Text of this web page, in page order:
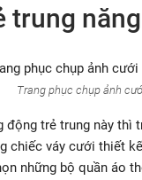
trung
Trang phục chụp ảnh
động trẻ trung này thì
chiếc váy cưới thiết
những bộ quần áo